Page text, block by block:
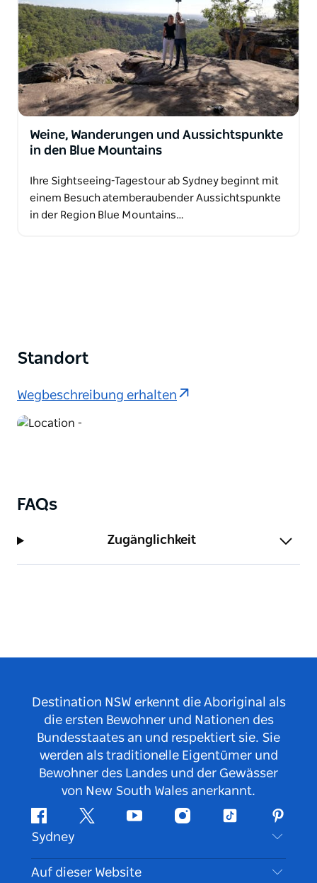
Weine, Wanderungen und Aussichtspunkte
in den Blue Mountains
Ihre Sightseeing-Tagestour ab Sydney beginnt mit
einem Besuch atemberaubender Aussichtspunkte
in der Region Blue Mountains…
Standort
Wegbeschreibung erhalten
FAQs
Zugänglichkeit
Destination NSW erkennt die Aboriginal als
die ersten Bewohner und Nationen des
Bundesstaates an und respektiert sie. Sie
werden als traditionelle Eigentümer und
Bewohner des Landes und der Gewässer
von New South Wales anerkannt.
FacebookTwitter YouTubeInstagramTikTok
Sydney
Kontaktieren Sie uns
Auf dieser Website